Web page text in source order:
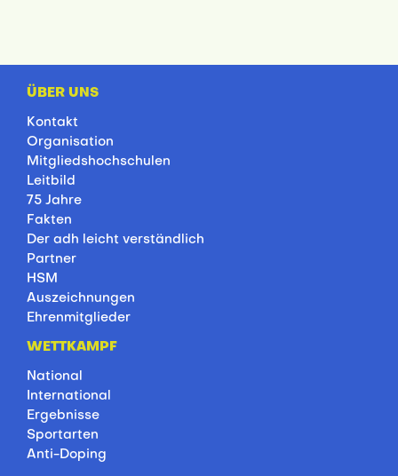
ÜBER UNS
Kontakt
Organisation
Mitgliedshochschulen
Leitbild
75 Jahre
Fakten
Der adh leicht verständlich
Partner
HSM
Auszeichnungen
Ehrenmitglieder
WETTKAMPF
National
International
Ergebnisse
Sportarten
Anti-Doping